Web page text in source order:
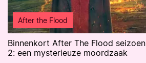
After the Flood
Binnenkort After The Flood seizoen
2: een mysterieuze moordzaak